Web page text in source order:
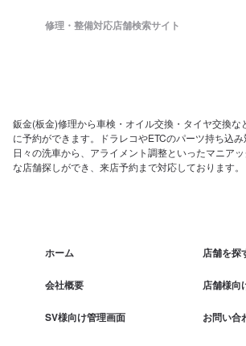
修理・整備対応店舗検索サイト
鈑金(板金)修理から車検・オイル交換・タイヤ交換な
に予約ができます。ドラレコやETCのパーツ持ち込み
日々の洗車から、アライメント調整といったマニア
な店舗探しができ、来店予約まで対応しております。
ホーム 店舗を探
会社概要 店舗様向
SV様向け管理画面 お問い合